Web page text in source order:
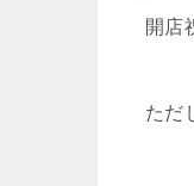
開店
ただ